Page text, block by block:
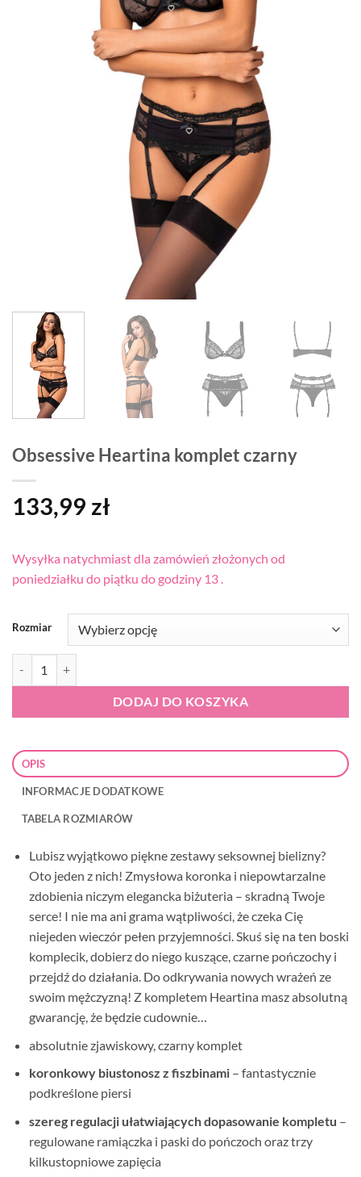
Obsessive Heartina komplet czarny
133,99 zł
Wysyłka natychmiast dla zamówień złożonych od
poniedziałku do piątku do godziny 13 .
Rozmiar
DODAJ DO KOSZYKA
OPIS
INFORMACJE DODATKOWE
TABELA ROZMIARÓW
Lubisz wyjątkowo piękne zestawy seksownej bielizny?
Oto jeden z nich! Zmysłowa koronka i niepowtarzalne
zdobienia niczym elegancka biżuteria – skradną Twoje
serce! I nie ma ani grama wątpliwości, że czeka Cię
niejeden wieczór pełen przyjemności. Skuś się na ten boski
komplecik, dobierz do niego kuszące, czarne pończochy i
przejdź do działania. Do odkrywania nowych wrażeń ze
swoim mężczyzną! Z kompletem Heartina masz absolutną
gwarancję, że będzie cudownie…
absolutnie zjawiskowy, czarny komplet
koronkowy biustonosz z fiszbinami– fantastycznie
podkreślone piersi
szereg regulacji ułatwiających dopasowanie kompletu –
regulowane ramiączka i paski do pończoch oraz trzy
kilkustopniowe zapięcia